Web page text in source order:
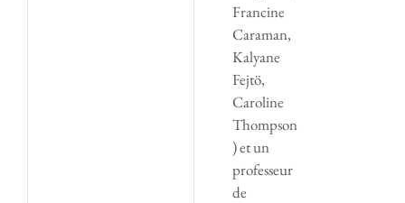
Francine
Caraman,
Kalyane
Fejtö,
Caroline
Thompson
) et un
professeur
de